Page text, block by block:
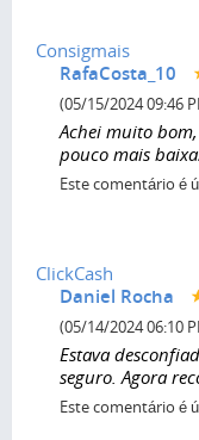
Consigmais
RafaCosta_10
(05/15/2024 09:46
Achei muito
pouco mais
Este comentário é
ClickCash
Daniel Rocha
(05/14/2024 06:10
Estava
seguro. Agora
Este comentário é